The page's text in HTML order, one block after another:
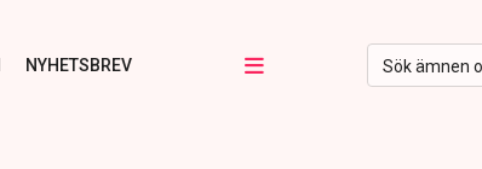
NYHETSBREV